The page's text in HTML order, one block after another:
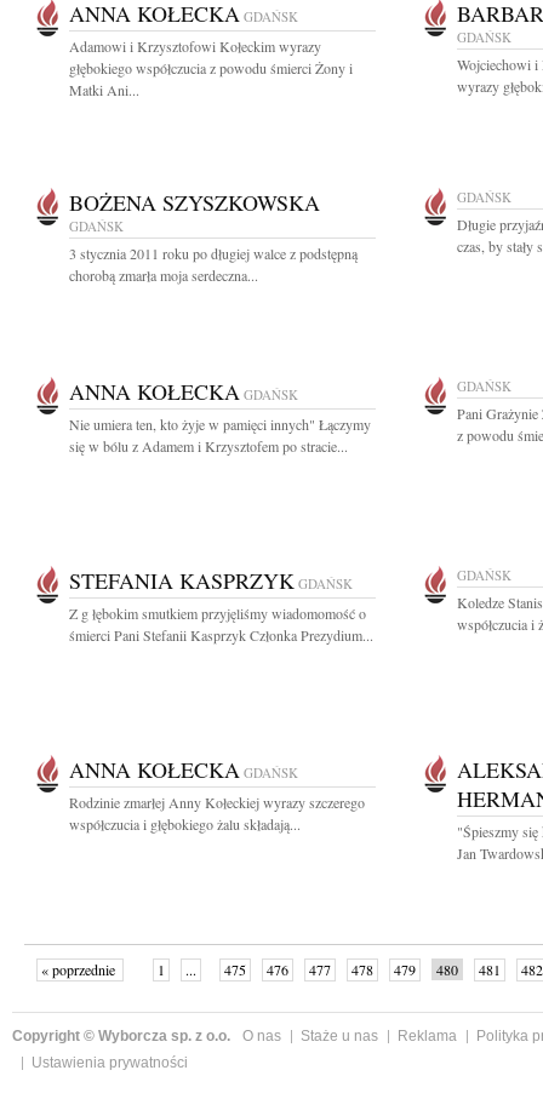
ANNA KOŁECKA GDAŃSK
Adamowi i Krzysztofowi Kołeckim wyrazy
głębokiego współczucia z powodu śmierci Żony i
Matki Ani...
GDAŃSK
Wojciechowi i
wyrazy
BOŻENA SZYSZKOWSKA
GDAŃSK
3 stycznia 2011 roku po długiej walce z podstępną
chorobą zmarła moja serdeczna...
GDAŃSK
Długie
czas, by stały
ANNA KOŁECKA GDAŃSK
Nie umiera ten, kto żyje w pamięci innych" Łączymy
się w bólu z Adamem i Krzysztofem po stracie...
GDAŃSK
Pani Grażynie
z powodu
STEFANIA KASPRZYK GDAŃSK
Z g łębokim smutkiem przyjęliśmy wiadomomość o
śmierci Pani Stefanii Kasprzyk Członka Prezydium...
GDAŃSK
Koledze
współczucia i
ANNA KOŁECKA GDAŃSK
Rodzinie zmarłej Anny Kołeckiej wyrazy szczerego
współczucia i głębokiego żalu składają...
"Śpieszmy
Jan
« poprzednie 1 ... 475 476 477 478 479 480 481
482
Copyright © Wyborcza sp. z o.o. O nas Staże u nas Reklama
Polityka
Ustawienia prywatności